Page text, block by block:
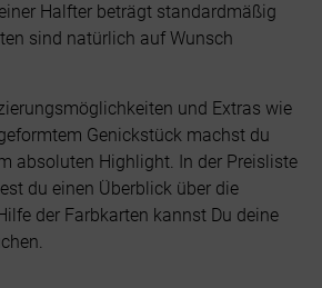
Halfter beträgt standardmäßig
sind natürlich auf Wunsch
und Extras wie
Genickstück machst du
absoluten Highlight. In der Preisliste
du einen Überblick über die
der Farbkarten kannst Du deine